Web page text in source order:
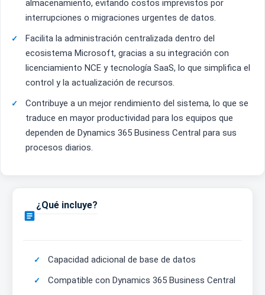
almacenamiento, evitando costos imprevistos por
interrupciones o migraciones urgentes de datos.
Facilita la administración centralizada dentro del
ecosistema Microsoft, gracias a su integración con
licenciamiento NCE y tecnología SaaS, lo que simplifica el
control y la actualización de recursos.
Contribuye a un mejor rendimiento del sistema, lo que se
traduce en mayor productividad para los equipos que
dependen de Dynamics 365 Business Central para sus
procesos diarios.

¿Qué incluye?
Capacidad adicional de base de datos
Compatible con Dynamics 365 Business Central